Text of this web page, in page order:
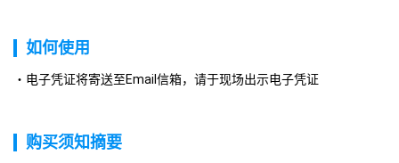
如何使用
电子凭证将寄送至Email信箱，请于现场出示电子凭证
购买须知摘要